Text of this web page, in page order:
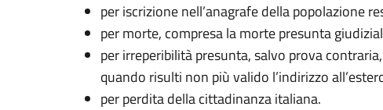
per iscrizione nell’anagrafe della popolazione
per morte, compresa la morte presunta
per irreperibilità presunta, salvo prova
quando risulti non più valido l’indirizzo
per perdita della cittadinanza italiana.